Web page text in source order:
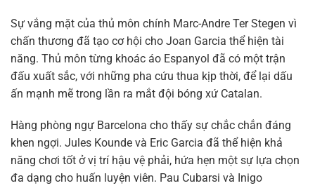
Sự vắng mặt của thủ môn chính Marc-Andre Ter Stegen vì
chấn thương đã tạo cơ hội cho Joan Garcia thể hiện tài
năng. Thủ môn từng khoác áo Espanyol đã có một trận
đấu xuất sắc, với những pha cứu thua kịp thời, để lại dấu
ấn mạnh mẽ trong lần ra mắt đội bóng xứ Catalan.
Hàng phòng ngự Barcelona cho thấy sự chắc chắn đáng
khen ngợi. Jules Kounde và Eric Garcia đã thể hiện khả
năng chơi tốt ở vị trí hậu vệ phải, hứa hẹn một sự lựa chọn
đa dạng cho huấn luyện viên. Pau Cubarsi và Inigo